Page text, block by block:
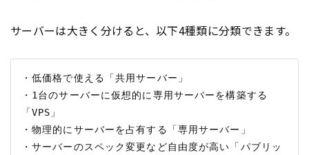
サーバーは大きく分けると、以下4種類に分類できます。
・低価格で使える「共用サーバー」
・1台のサーバーに仮想的に専用サーバーを構築する
「VPS」
・物理的にサーバーを占有する「専用サーバー」
・サーバーのスペック変更など自由度が高い「パブリッ